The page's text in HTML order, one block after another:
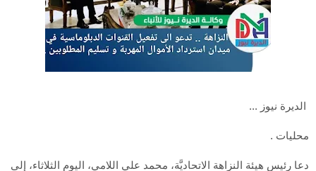
الديرة نيوز ...
محليات .
دعا رئيس هيئة النزاهة الاتحاديَّة، محمد علي اللامي، اليوم الثلاثاء، إلى